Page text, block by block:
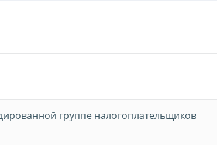
группе налогоплательщиков